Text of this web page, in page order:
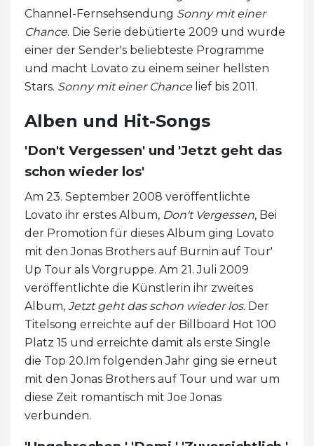
Channel-Fernsehsendung Sonny mit einer
Chance. Die Serie debütierte 2009 und wurde
einer der Sender's beliebteste Programme
und macht Lovato zu einem seiner hellsten
Stars. Sonny mit einer Chancelief bis 2011.
Alben und Hit-Songs
'Don't Vergessen' und 'Jetzt geht das
schon wieder los'
Am 23. September 2008 veröffentlichte
Lovato ihr erstes Album, Don't Vergessen, Bei
der Promotion für dieses Album ging Lovato
mit den Jonas Brothers auf Burnin auf Tour'
Up Tour als Vorgruppe. Am 21. Juli 2009
veröffentlichte die Künstlerin ihr zweites
Album, Jetzt geht das schon wieder los. Der
Titelsong erreichte auf der Billboard Hot 100
Platz 15 und erreichte damit als erste Single
die Top 20.Im folgenden Jahr ging sie erneut
mit den Jonas Brothers auf Tour und war um
diese Zeit romantisch mit Joe Jonas
verbunden.